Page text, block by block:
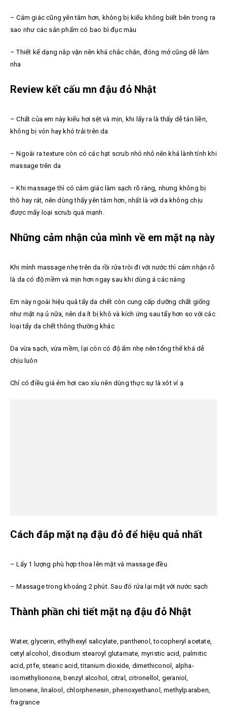
– Cảm giác cũng yên tâm hơn, không bị kiểu không biết bên trong ra
sao như các sản phẩm có bao bì đục màu
– Thiết kế dạng nắp vặn nên khá chắc chắn, đóng mở cũng dễ lắm
nha
Review kết cấu mn đậu đỏ Nhật
– Chất của em này kiểu hơi sệt và mịn, khi lấy ra là thấy dễ tán liền,
không bị vón hay khó trải trên da
– Ngoài ra texture còn có các hạt scrub nhỏ nhỏ nên khá lành tính khi
massage trên da
– Khi massage thì có cảm giác làm sạch rõ ràng, nhưng không bị
thô hay rát, nên dùng thấy yên tâm hơn, nhất là với da không chịu
được mấy loại scrub quá mạnh.
Những cảm nhận của mình về em mặt nạ này
Khi mình massage nhẹ trên da rồi rửa trôi đi với nước thì cảm nhận rõ
là da có độ mềm và mịn hơn ngay sau khi dùng á các nàng
Em này ngoài hiệu quả tẩy da chết còn cung cấp dưỡng chất giống
như mặt nạ ủ nữa, nên da ít bị khô và kích ứng sau tẩy hơn so với các
loại tẩy da chết thông thường khác
Da vừa sạch, vừa mềm, lại còn có độ ẩm nhẹ nên tổng thể khá dễ
chịu luôn
Chỉ có điều giá ẻm hơi cao xíu nên dùng thực sự là xót ví ạ
Cách đắp mặt nạ đậu đỏ để hiệu quả nhất
– Lấy 1 lượng phù hợp thoa lên mặt và massage đều
– Massage trong khoảng 2 phút. Sau đó rửa lại mặt với nước sạch
Thành phần chi tiết mặt nạ đậu đỏ Nhật
Water, glycerin, ethylhexyl salicylate, panthenol, tocopheryl acetate,
cetyl alcohol, disodium stearoyl glutamate, myristic acid, palmitic
acid, ptfe, stearic acid, titanium dioxide, dimethiconol, alpha-
isomethylionone, benzyl alcohol, citral, citronellol, geraniol,
limonene, linalool, chlorphenesin, phenoxyethanol, methylparaben,
fragrance